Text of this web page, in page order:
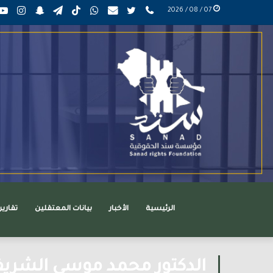
سناب
تشات
تيلقرامTikTokواتساب mail تويتر
عربي
phone
الرئيسية الأخبار بيانات المعتقلين
الدكتور محمد موسى